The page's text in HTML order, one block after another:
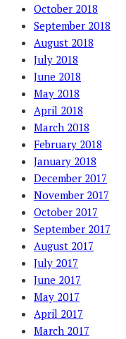
October 2018
September 2018
August 2018
July 2018
June 2018
May 2018
April 2018
March 2018
February 2018
January 2018
December 2017
November 2017
October 2017
September 2017
August 2017
July 2017
June 2017
May 2017
April 2017
March 2017